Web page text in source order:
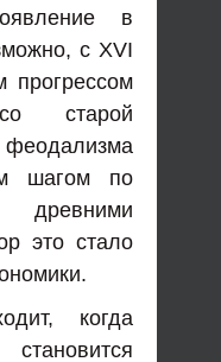
в
с XVI
прогрессом
старой
феодализма
шагом по
это стало
когда